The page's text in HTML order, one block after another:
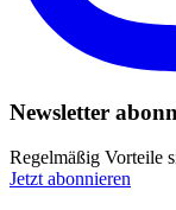
Newsletter
Regelmäßig Vorteile
Jetzt abonnieren